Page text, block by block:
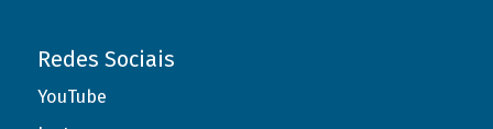
Redes Sociais
YouTube